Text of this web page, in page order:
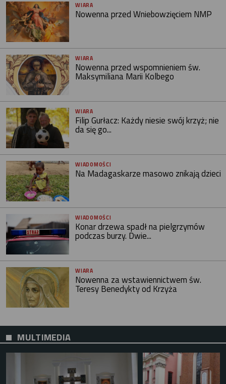
WIARA
Nowenna przed Wniebowzięciem NMP
WIARA
Nowenna przed wspomnieniem św.
Maksymiliana Marii Kolbego
WIARA
Filip Gurłacz: Każdy niesie swój krzyż; nie
da się go...
WIADOMOŚCI
Na Madagaskarze masowo znikają dzieci
WIADOMOŚCI
Konar drzewa spadł na pielgrzymów
podczas burzy. Dwie...
WIARA
Nowenna za wstawiennictwem św.
Teresy Benedykty od Krzyża
MULTIMEDIA